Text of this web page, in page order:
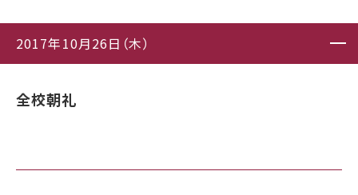
2017年10月26日（木）
全校朝礼